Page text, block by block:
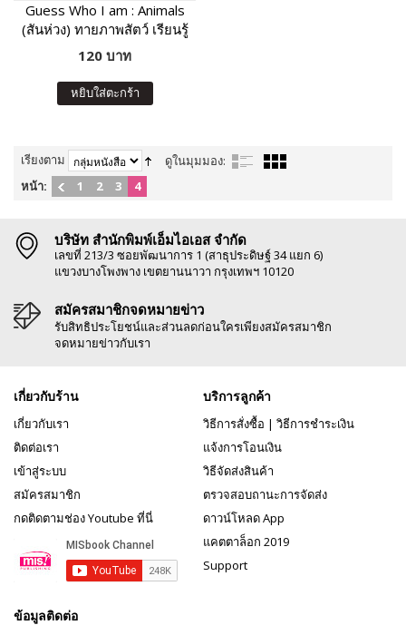
Guess Who I am : Animals
(สันห่วง) ทายภาพสัตว์ เรียนรู้
คำศัพท์และเสียงร้องของสัตว์
120 บาท
หยิบใส่ตะกร้า
เรียงตาม
ดูในมุมมอง:
หน้า:
1 2 3 4
บริษัท สำนักพิมพ์เอ็มไอเอส จำกัด
เลขที่ 213/3 ซอยพัฒนาการ 1 (สาธุประดิษฐ์ 34 แยก 6)
แขวงบางโพงพาง เขตยานนาวา กรุงเทพฯ 10120
สมัครสมาชิกจดหมายข่าว
รับสิทธิประโยชน์และส่วนลดก่อนใครเพียงสมัครสมาชิก
จดหมายข่าวกับเรา
เกี่ยวกับร้าน
เกี่ยวกับเรา
ติดต่อเรา
เข้าสู่ระบบ
สมัครสมาชิก
กดติดตามช่อง Youtube ที่นี่
บริการลูกค้า
วิธีการสั่งซื้อ | วิธีการชำระเงิน
แจ้งการโอนเงิน
วิธีจัดส่งสินค้า
ตรวจสอบถานะการจัดส่ง
ดาวน์โหลด App
แคตตาล็อก 2019
Support
ข้อมูลติดต่อ